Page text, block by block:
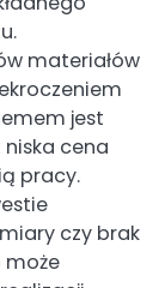
materiałów
jest
cena
pracy.
czy brak
może